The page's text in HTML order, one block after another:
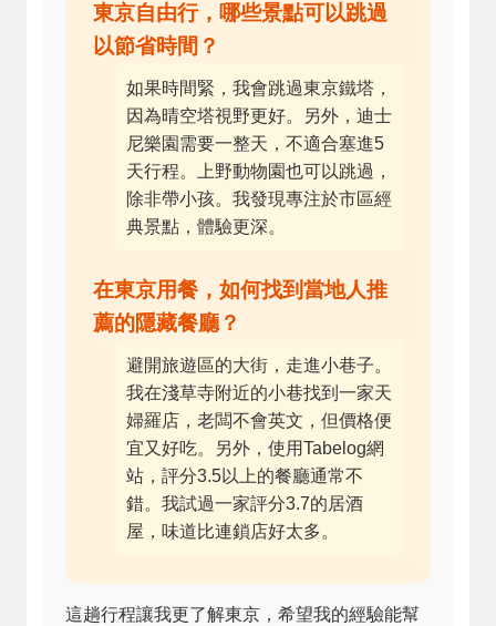
東京自由行，哪些景點可以跳過
以節省時間？
如果時間緊，我會跳過東京鐵塔，
因為晴空塔視野更好。另外，迪士
尼樂園需要一整天，不適合塞進5
天行程。上野動物園也可以跳過，
除非帶小孩。我發現專注於市區經
典景點，體驗更深。
在東京用餐，如何找到當地人推
薦的隱藏餐廳？
避開旅遊區的大街，走進小巷子。
我在淺草寺附近的小巷找到一家天
婦羅店，老闆不會英文，但價格便
宜又好吃。另外，使用Tabelog網
站，評分3.5以上的餐廳通常不
錯。我試過一家評分3.7的居酒
屋，味道比連鎖店好太多。
這趟行程讓我更了解東京，希望我的經驗能幫